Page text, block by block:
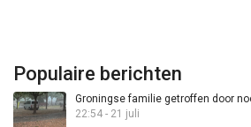
Populaire berichten
Groningse familie getroffen door
22:54 - 21 juli